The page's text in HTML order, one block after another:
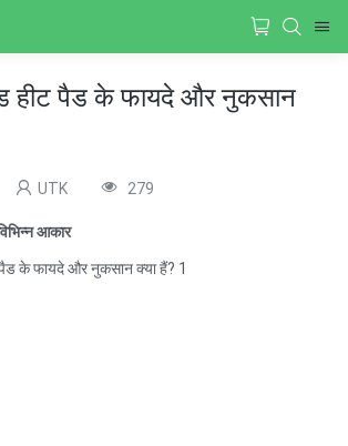
हीट पैड के फायदे और नुकसान
UTK 279
आकार